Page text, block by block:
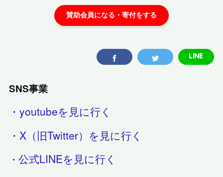
SNS事業
・youtubeを見に行く
・X（旧Twitter）を見に行く
・公式LINEを見に行く